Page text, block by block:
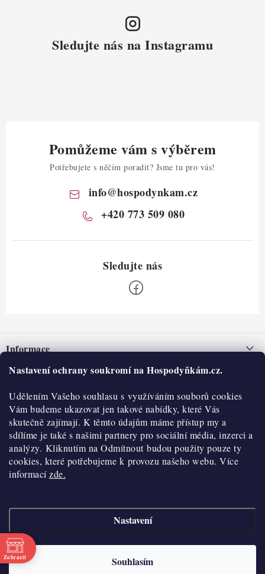
Nastavení ochrany soukromí na Hospodyňkám.cz.
Udělením Vašeho souhlasu s využíváním souborů cookies
Vám budeme ukazovat jen takové nabídky, které Vás
skutečně zajímají. K těmto údajům máme přístup my a
sdílíme je také s našimi partnery pro sociální média, inzerci a
analýzy. Kliknutím na Odmítnout budou použity pouze ty
cookies, které potřebujeme k provozu našeho webu. Více
informacízde.
Nastavení
Souhlasím
Sledujte nás na Instagramu
Pomůžeme vám s výběrem
Potřebujete s něčím poradit? Jsme tu pro vás!
info@hospodynkam.cz
+420 773 509 080
pInformace
Nepřevzetí zásilky na dobírku
Obchodní podmínky
Hodnocení obchodu
Blog
Moje objednávka
O nás
Historie
Kontakty
O nákupu
Reklamace a vratky
Výdejní místa
Velkoobchod
Vytvořil Shoptet
Copyright 2026
cookies
Zobrazit